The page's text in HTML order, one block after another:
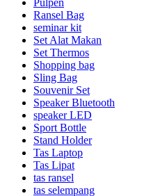
Ransel Bag
seminar kit
Set Alat Makan
Set Thermos
Shopping bag
Sling Bag
Souvenir Set
Speaker Bluetooth
speaker LED
Sport Bottle
Stand Holder
Tas Laptop
Tas Lipat
tas ransel
tas selempang